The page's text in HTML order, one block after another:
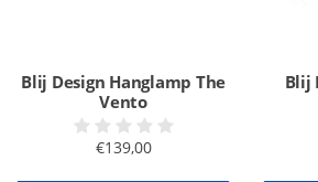
Blij Design Hanglamp The
Vento
€139,00
Blij